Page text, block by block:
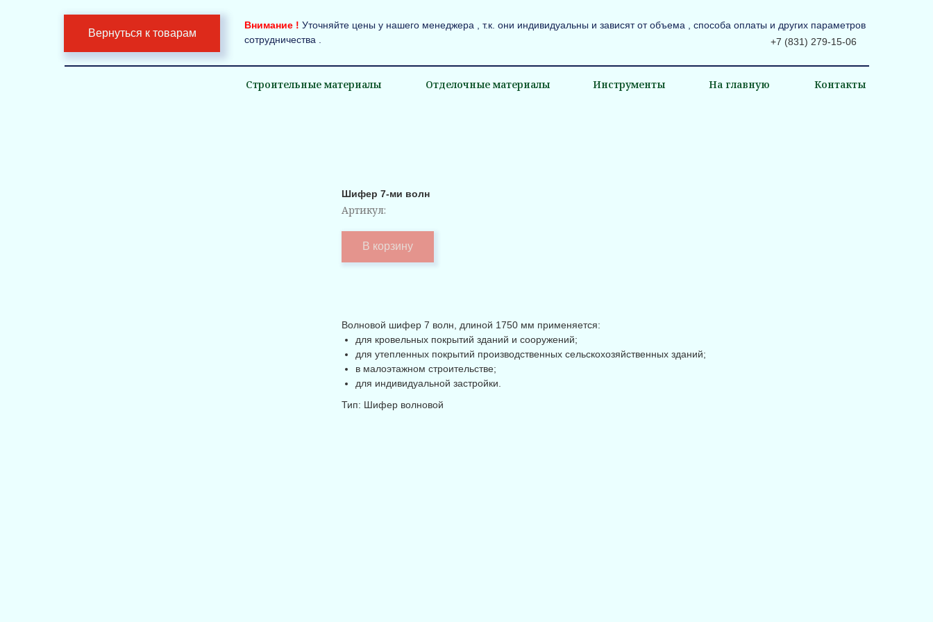
Внимание ! Уточняйте цены у нашего менеджера , т.к. они индивидуальны и зависят от объема , способа оплаты и других параметров
сотрудничества .
Вернуться к товарам
Строительные материалы Отделочные материалы Инструменты На главную Контакты
+7 (831) 279-15-06
Шифер 7-ми волн
Артикул:
В корзину
Волновой шифер 7 волн, длиной 1750 мм применяется:
для кровельных покрытий зданий и сооружений;
для утепленных покрытий производственных сельскохозяйственных зданий;
в малоэтажном строительстве;
для индивидуальной застройки.
Тип: Шифер волновой